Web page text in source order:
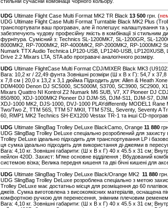
UDG Ultimate Flight Case Multi Format MK2 TR Black 13 500 грн. (
UDG Ultimate Flight Case Multi Format Turntable Black MK2 Plus
транспортувати ваш програвач, але й полегшує налаштування та
забезпечують чудову професійну якість в комбінації зі
фурнітура. Сумісний з: Technics SL-1200MK7, SL-1200GR, SL-
8000MK2, RP-7000MK2, RP-4000MK2, RP-2000MK2, RP-1000MK2
Numark TTX Audio Technica LP120-USB, LP1240-USB,
Drive 2.2 Mixars LTA, STA або програвачі аналогічного розміру.
UDG Ultimate FlightCase Multi Format CDJ/MIXER Black MK3
Вага: 10,2 кг / 22,49 фунта Зовнішні розміри (Ш x В x Г): 54,7 x
x 7,8 см | 20,0 x 13,2 x 3,1 дюйма Підходить для: Allen & Heath
DDM4000 Denon DJ SC5000, SC5000M, S3700, SC3900, SC2900,
Mixars Quattro NI Kontrol Z2 Numark M6 SUB, V7, X7 Pioneer DJ
850/800, XDJ-1000MK2 Pioneer DJ DJM-S5, DJM-S11, DJM-S7,
XDJ-1000 MK2, DJS-1000, DVJ-1000 PLAYdifferently MODEL1
Two/Two Z, TTM 56S, TTM 57 MKII, TTM 57SL, Seventy, Seventy A
60, RMP1 MK2 Technics SH-EX1200 Vestax TR-1 та інші CD-
UDG Ultimate SlingBag Trolley DeLuxe BlackCamo, Orange 11 880
UDG SlingBag Trolley DeLuxe спеціально розроблений для
Trolley DeLuxe ідеально підходить для транспортування LP і
ця сумка ідеально підходить для використання ді-джеями в
Вага: 4,10 кг. Зовнішні габарити: (Ш х В х Г) 40 x 45.5 x 31 см;
нейлон 420D. Захист: М'яке основне відділення ; Вбудований
системою візка; Велика передня кишеня та дві бічні кишені для
UDG Ultimate SlingBag Trolley DeLuxe Black/Orange MK2 11 880
UDG SlingBag Trolley DeLuxe розроблена спеціально з метою
Trolley DeLuxe має достатньо місця для розміщення до 60
джеїв. Сумка виготовлена з високоякісних матеріалів, оснащена
комфортною ручкою для перенесення, знімним плечовим ременем
Вага: 4,10 кг. Зовнішні габарити: (Ш х В х Г) 40 x 45.5 x 31 см;